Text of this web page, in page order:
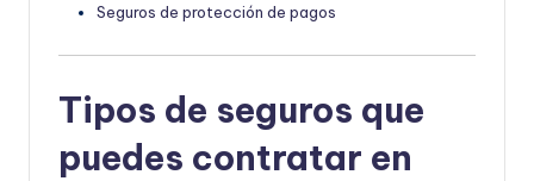
Seguros de protección de pagos
Tipos de seguros que
puedes contratar en